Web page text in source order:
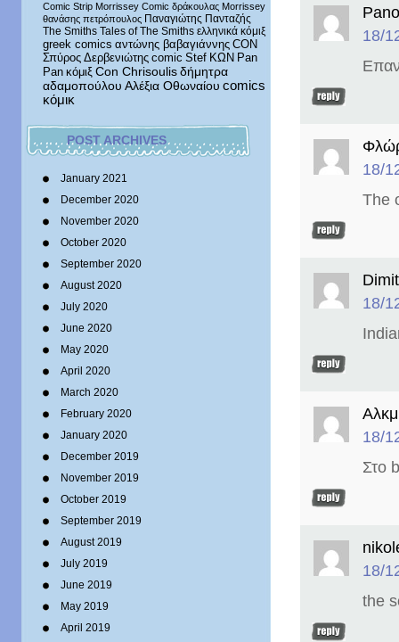
Comic Strip Morrissey Comic δράκουλας Morrissey
θανάσης πετρόπουλος Παναγιώτης Πανταζής
The Smiths Tales of The Smiths ελληνικά κόμιξ
greek comics αντώνης βαβαγιάννης CON
Σπύρος Δερβενιώτης comic Stef ΚΩΝ Pan
Pan κόμιξ Con Chrisoulis δήμητρα
αδαμοπούλου Αλέξια Οθωναίου comics
κόμικ
POST ARCHIVES
January 2021
December 2020
November 2020
October 2020
September 2020
August 2020
July 2020
June 2020
May 2020
April 2020
March 2020
February 2020
January 2020
December 2019
November 2019
October 2019
September 2019
August 2019
July 2019
June 2019
May 2019
April 2019
18/
18/
The
18/
18/
Στο
18/
the